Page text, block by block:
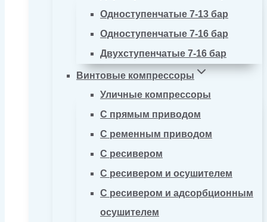
Одноступенчатые 7-13 бар
Одноступенчатые 7-16 бар
Двухступенчатые 7-16 бар
Винтовые компрессоры
Уличные компрессоры
С прямым приводом
С ременным приводом
С ресивером
С ресивером и осушителем
С ресивером и адсорбционным
осушителем